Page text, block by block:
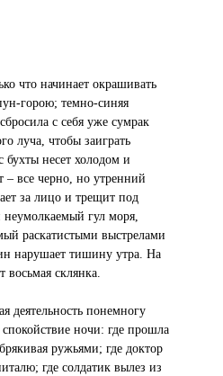
что начинает окрашивать
горою; темно-синяя
с себя уже сумрак
луча, чтобы заиграть
бухты несет холодом и
– все черно, но утренний
за лицо и трещит под
гул моря,
раскатистыми выстрелами
нарушает тишину утра. На
восьмая склянка.
деятельность понемногу
спокойствие ночи: где прошла
ружьями; где доктор
где солдатик вылез из